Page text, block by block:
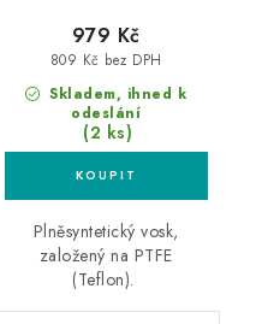
Skladem, ihned k
odeslání
(2 ks)
809 Kč bez DPH
979 Kč
Plněsyntetický vosk,
založený na PTFE
(Teflon).